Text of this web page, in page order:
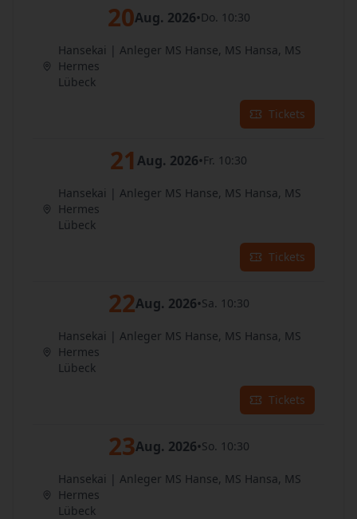
20Aug. 2026•Do. 10:30
Hansekai | Anleger MS Hanse, MS Hansa, MS
Hermes
Lübeck
Tickets
21 Aug. 2026•Fr. 10:30
Hansekai | Anleger MS Hanse, MS Hansa, MS
Hermes
Lübeck
Tickets
22Aug. 2026•Sa. 10:30
Hansekai | Anleger MS Hanse, MS Hansa, MS
Hermes
Lübeck
Tickets
23Aug. 2026•So. 10:30
Hansekai | Anleger MS Hanse, MS Hansa, MS
Hermes
Lübeck